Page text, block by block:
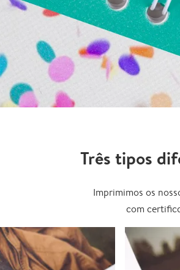
Três tipos
Imprimimos os
com